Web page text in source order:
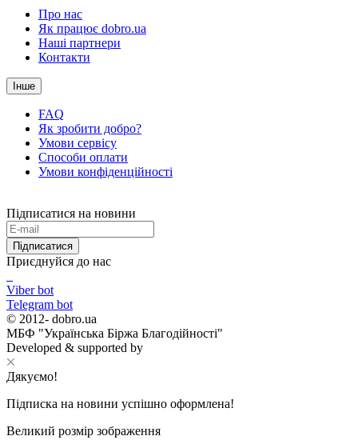
Про нас
Як працює dobro.ua
Наші партнери
Контакти
Інше
FAQ
Як зробити добро?
Умови сервісу
Способи оплати
Умови конфіденційності
Підписатися на новини
Підписатися
Приєднуйся до нас
Viber bot
Telegram bot
© 2012- dobro.ua
МБФ "Українська Біржа Благодійності"
Developed & supported by
Дякуємо!
Підписка на новини успішно оформлена!
Великий розмір зображення